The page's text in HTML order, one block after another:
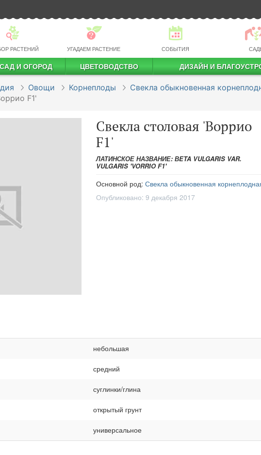
РАСТЕНИЙ УГАДАЕМ РАСТЕНИЕ СОБЫТИЯ
САД И ОГОРОД ЦВЕТОВОДСТВО ДИЗАЙН И
Овощи Корнеплоды
Свекла обыкновенная
F1'
Свекла столовая 'Воррио
F1'
ЛАТИНСКОЕ НАЗВАНИЕ: ВETA VULGARIS VAR.
VULGARIS 'VORRIO F1'
Основной род: Свекла обыкновенная
Опубликовано: 9 декабря 2017
небольшая
средний
суглинки/глина
открытый грунт
универсальное